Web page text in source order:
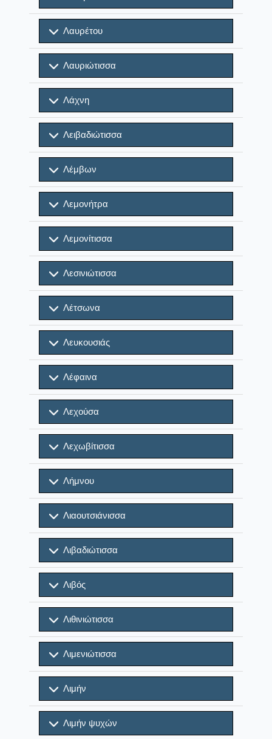
Λαυρέτου
Λαυριώτισσα
Λάχνη
Λειβαδιώτισσα
Λέμβων
Λεμονήτρα
Λεμονίτισσα
Λεσινιώτισσα
Λέτσωνα
Λευκουσιάς
Λέφαινα
Λεχούσα
Λεχωβίτισσα
Λήμνου
Λιαουτσιάνισσα
Λιβαδιώτισσα
Λιβός
Λιθινιώτισσα
Λιμενιώτισσα
Λιμήν
Λιμήν ψυχών